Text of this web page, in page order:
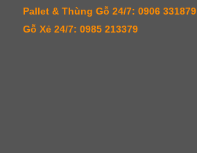
Pallet & Thùng Gỗ 24/7: 0906 331879
Gỗ Xẻ 24/7: 0985 213379